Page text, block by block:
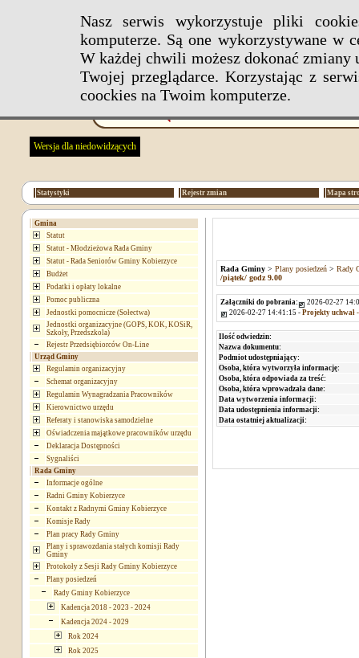
Nasz serwis wykorzystuje pliki
komputerze. Są one wykorzystywane w
W każdej chwili możesz dokonać
Twojej przeglądarce. Korzystając z
coockies na Twoim komputerze.
Wersja dla niedowidzących
Statystyki Rejestr zmian Mapa
Gmina
Statut
Statut - Młodzieżowa Rada Gminy
Statut - Rada Seniorów Gminy Kobierzyce
Budżet
Podatki i opłaty lokalne
Pomoc publiczna
Jednostki pomocnicze (Sołectwa)
Jednostki organizacyjne (GOPS, KOK, KOSiR,
Szkoły, Przedszkola)
Rejestr Przedsiębiorców On-Line
Urząd Gminy
Regulamin organizacyjny
Schemat organizacyjny
Regulamin Wynagradzania Pracowników
Kierownictwo urzędu
Referaty i stanowiska samodzielne
Oświadczenia majątkowe pracowników urzędu
Deklaracja Dostępności
Sygnaliści
Rada Gminy
Informacje ogólne
Radni Gminy Kobierzyce
Kontakt z Radnymi Gminy Kobierzyce
Komisje Rady
Plan pracy Rady Gminy
Plany i sprawozdania stałych komisji Rady
Gminy
Protokoły z Sesji Rady Gminy Kobierzyce
Plany posiedzeń
Rady Gminy Kobierzyce
Kadencja 2018 - 2023 - 2024
Kadencja 2024 - 2029
Rok 2024
Rok 2025
Rada Gminy> Plany posiedzeń> Rady
/piątek/ godz 9.00
Załączniki do pobrania:
2026-02-27
2026-02-27 14:41:15 - Projekty uchwał
Ilość odwiedzin:
Nazwa dokumentu:
Podmiot udostępniający:
Osoba, która wytworzyła informację:
Osoba, która odpowiada za treść:
Osoba, która wprowadzała dane:
Data wytworzenia informacji:
Data udostępnienia informacji:
Data ostatniej aktualizacji: